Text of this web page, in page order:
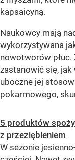
kapsaicyną.
Naukowcy mają
wykorzystywana
nowotworów płuc.
zastanowić się,
uboczne jej
pokarmowego,
5 produktów
z przeziębieniem
W sezonie